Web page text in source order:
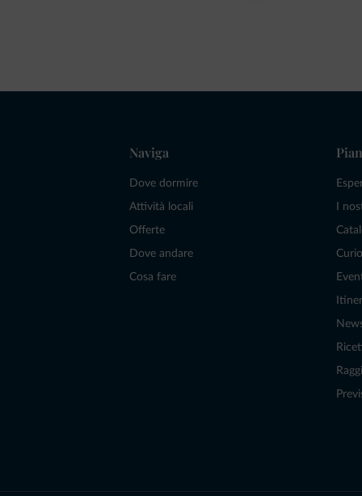
Naviga
Dove dormire
Attività locali
Offerte
Dove andare
Cosa fare
I